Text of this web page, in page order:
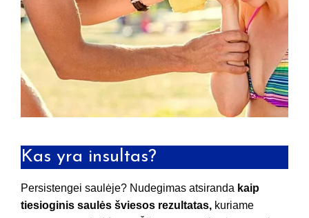
Kas yra insultas?
Persistengei saulėje? Nudegimas atsiranda kaip
tiesioginis saulės šviesos rezultatas, kuriame